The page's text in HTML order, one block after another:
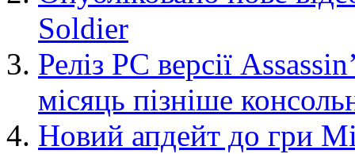
Soldier
Реліз РС версії
місяць пізніше
Новий апдейт до гри